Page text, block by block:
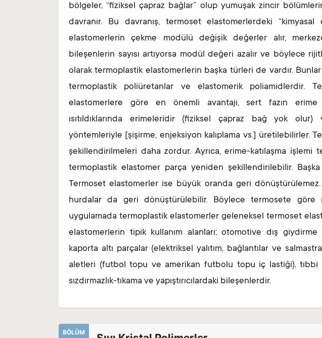
bölgeler, “fiziksel çapraz bağlar” olup yumuşak zincir
davranır. Bu davranış, termoset elastomerlerdeki
elastomerlerin çekme modülü değişik değerler alır,
bileşenlerin sayısı artıyorsa modül değeri azalır ve böylece
olarak termoplastik elastomerlerin başka türleri de vardır.
termoplastik poliüretanlar ve elastomerik poliamidlerdir.
elastomerlere göre en önemli avantajı, sert fazın erime
ısıtıldıklarında erimeleridir (fiziksel çapraz bağ yok
yöntemleriyle [şişirme, enjeksiyon kalıplama vs.] üretilebilirler.
şekillendirilmeleri daha zordur. Ayrıca, erime-katılaşma
termoplastik elastomer parça yeniden şekillendirilebilir.
Termoset elastomerler ise büyük oranda geri dönüştürülemez.
hurdalar da geri dönüştürülebilir. Böylece termosete
uygulamada termoplastik elastomerler geleneksel termoset
elastomerlerin tipik kullanım alanları; otomotive dış
kaporta altı parçalar (elektriksel yalıtım, bağlantılar ve
aletleri (futbol topu ve amerikan futbolu topu iç lastiği), tıbbi
sızdırmazlık-tıkama ve yapıştırıcılardaki bileşenlerdir.
BÖLÜM